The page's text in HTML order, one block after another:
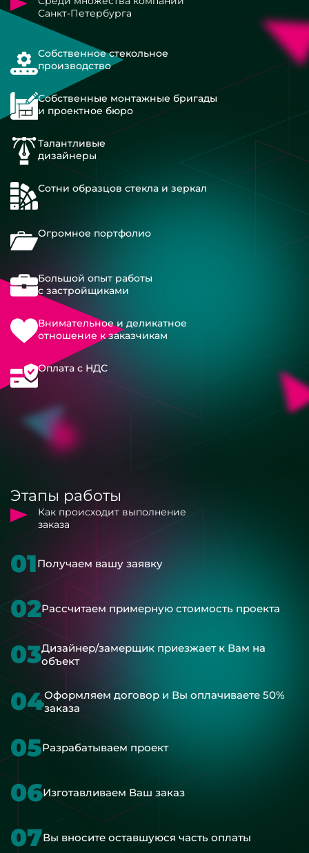
Санкт-Петербурга
Собственное стекольное
производство
Собственные монтажные бригады
и проектное бюро
Талантливые
дизайнеры
Сотни образцов стекла и зеркал
Огромное портфолио
Большой опыт работы
с застройщиками
Внимательное и деликатное
отношение к заказчикам
Оплата с НДС
Этапы работы
Как происходит выполнение
заказа
01Получаем вашу заявку
02Рассчитаем примерную стоимость проекта
03Дизайнер/замерщик приезжает к Вам на
объект
04Оформляем договор и Вы оплачиваете 50%
заказа
05Разрабатываем проект
06Изготавливаем Ваш заказ
07Вы вносите оставшуюся часть оплаты